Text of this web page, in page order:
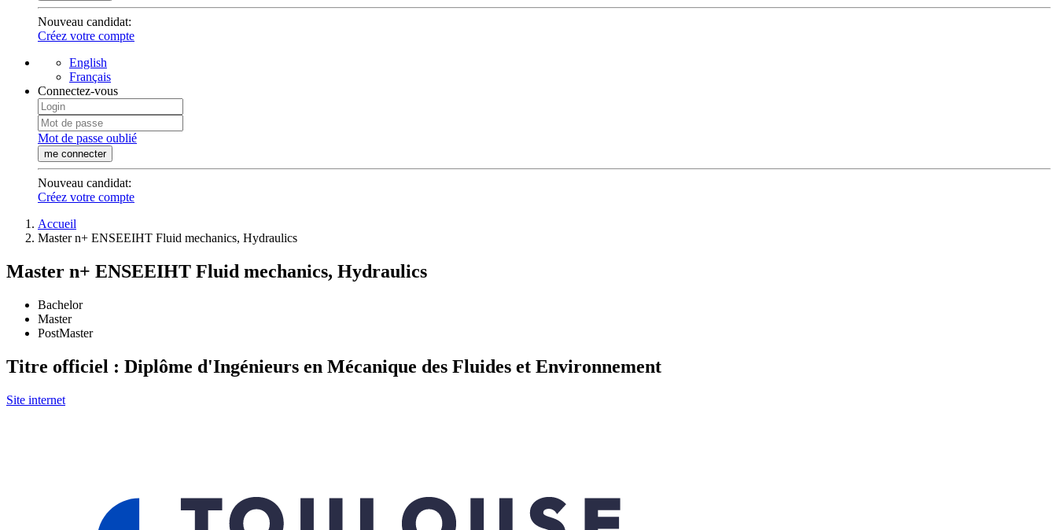
Nouveau candidat:
Créez votre compte
English
Français
Connectez-vous
Mot de passe oublié
me connecter
Nouveau candidat:
Créez votre compte
Accueil
Master n+ ENSEEIHT Fluid mechanics, Hydraulics
Master n+ ENSEEIHT Fluid mechanics, Hydraulics
Bachelor
Master
PostMaster
Titre officiel : Diplôme d'Ingénieurs en Mécanique des Fluides et Environnement
Site internet